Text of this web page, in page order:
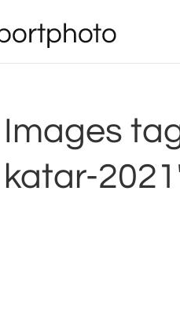
Images
katar-